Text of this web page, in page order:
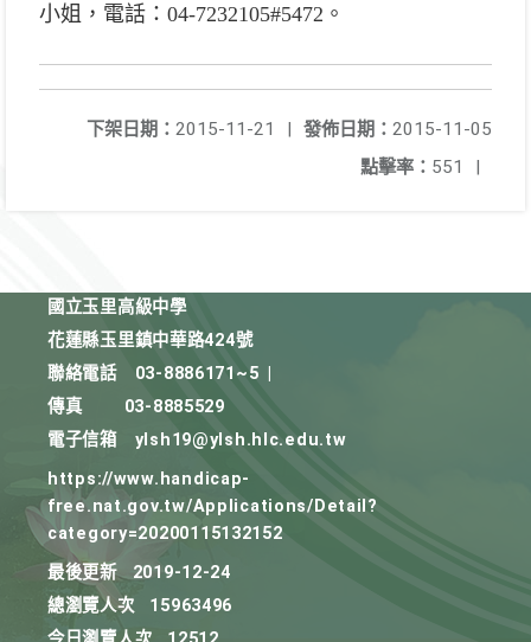
小姐，電話：04-7232105#5472。
發佈日期： 2015-11-05
下架日期： 2015-11-21
|
點擊率： 551 |
國立玉里高級中學
花蓮縣玉里鎮中華路424號
聯絡電話
03-8886171~5
傳真
03-8885529
電子信箱
ylsh19@ylsh.hlc.edu.tw
https://www.handicap-
free.nat.gov.tw/Applications/Detail?
category=20200115132152
最後更新
2019-12-24
總瀏覽人次
15963496